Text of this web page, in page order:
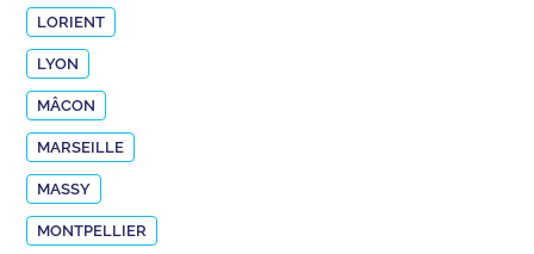
LORIENT
LYON
MÂCON
MARSEILLE
MASSY
MONTPELLIER